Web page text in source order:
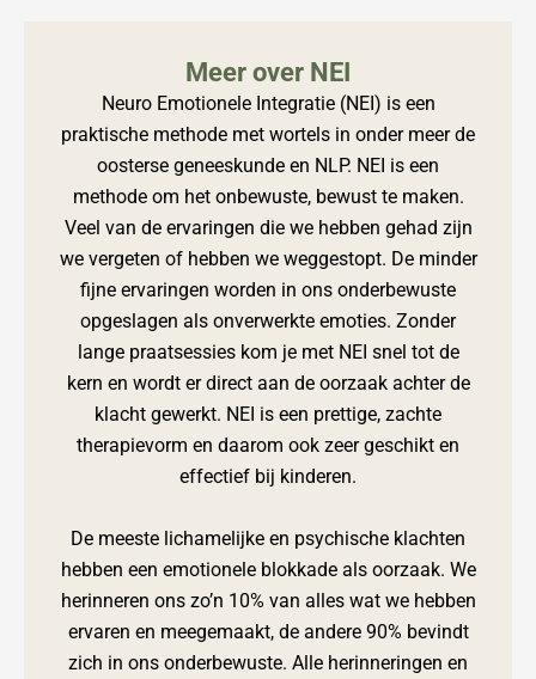
Meer over NEI
Neuro Emotionele Integratie (NEI) is een
praktische methode met wortels in onder meer de
oosterse geneeskunde en NLP. NEI is een
methode om het onbewuste, bewust te maken.
Veel van de ervaringen die we hebben gehad zijn
we vergeten of hebben we weggestopt. De minder
fijne ervaringen worden in ons onderbewuste
opgeslagen als onverwerkte emoties. Zonder
lange praatsessies kom je met NEI snel tot de
kern en wordt er direct aan de oorzaak achter de
klacht gewerkt. NEI is een prettige, zachte
therapievorm en daarom ook zeer geschikt en
effectief bij kinderen.
De meeste lichamelijke en psychische klachten
hebben een emotionele blokkade als oorzaak. We
herinneren ons zo’n 10% van alles wat we hebben
ervaren en meegemaakt, de andere 90% bevindt
zich in ons onderbewuste. Alle herinneringen en